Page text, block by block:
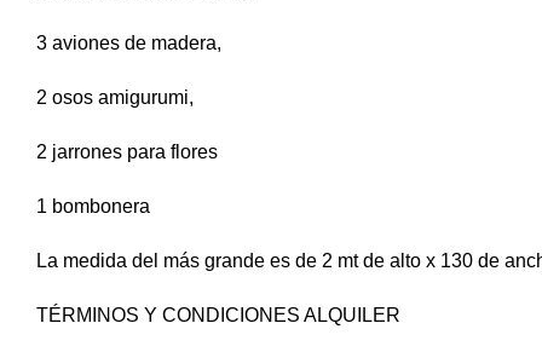
3 aviones de madera,
2 osos amigurumi,
2 jarrones para flores
1 bombonera
La medida del más grande es de 2 mt de alto x 130 de
TÉRMINOS Y CONDICIONES ALQUILER